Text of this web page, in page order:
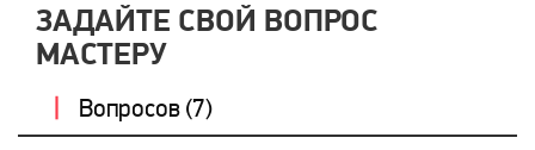
ЗАДАЙТЕ СВОЙ ВОПРОС
МАСТЕРУ
Вопросов (7)